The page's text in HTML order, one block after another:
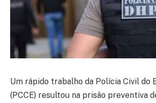
Um rápido trabalho da Polícia Civil do
(PCCE) resultou na prisão preventiva